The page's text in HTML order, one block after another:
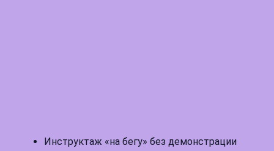
Инструктаж «на бегу» без демонстрации